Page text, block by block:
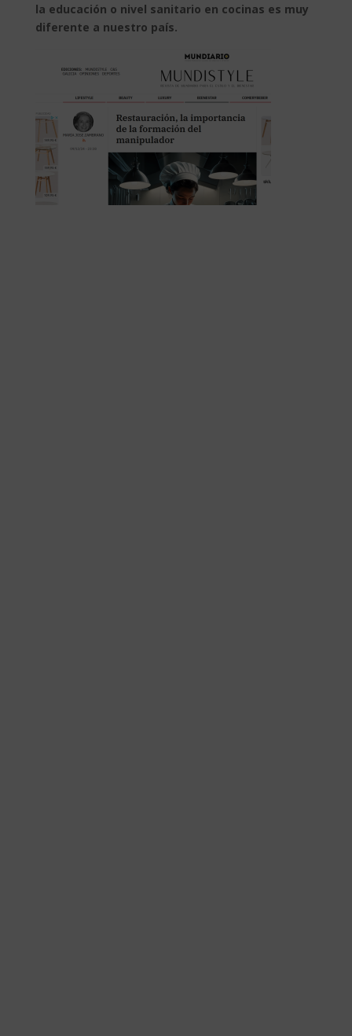
la educación o nivel sanitario en cocinas es muy
diferente a nuestro país.